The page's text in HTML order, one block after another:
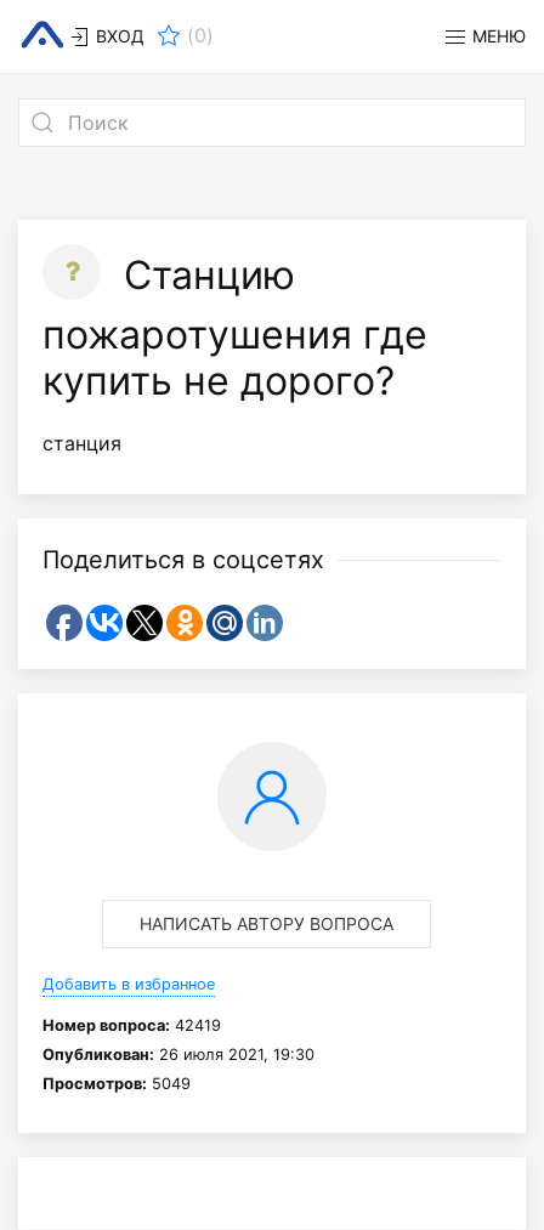
ВХОД (0) МЕНЮ
Станцию
пожаротушения где
купить не дорого?
станция
Поделиться в соцсетях
НАПИСАТЬ АВТОРУ ВОПРОСА
Добавить в избранное
Номер вопроса: 42419
Опубликован: 26 июля 2021, 19:30
Просмотров: 5049